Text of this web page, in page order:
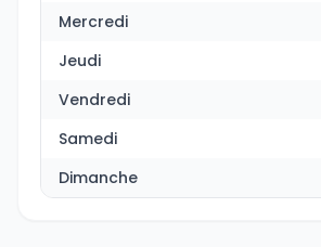
Mercredi
Jeudi
Vendredi
Samedi
Dimanche